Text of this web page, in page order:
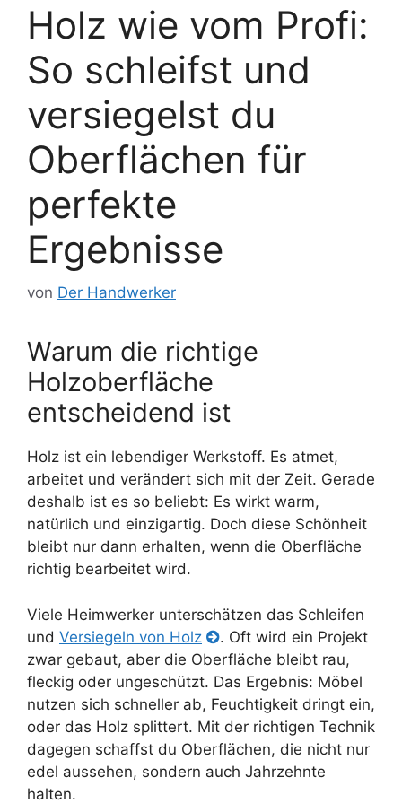
Holz wie vom Profi:
So schleifst und
versiegelst du
Oberflächen für
perfekte
Ergebnisse
von Der Handwerker
Warum die richtige
Holzoberfläche
entscheidend ist
Holz ist ein lebendiger Werkstoff. Es atmet,
arbeitet und verändert sich mit der Zeit. Gerade
deshalb ist es so beliebt: Es wirkt warm,
natürlich und einzigartig. Doch diese Schönheit
bleibt nur dann erhalten, wenn die Oberfläche
richtig bearbeitet wird.
Viele Heimwerker unterschätzen das Schleifen
und Versiegeln von Holz
. Oft wird ein Projekt
zwar gebaut, aber die Oberfläche bleibt rau,
fleckig oder ungeschützt. Das Ergebnis: Möbel
nutzen sich schneller ab, Feuchtigkeit dringt ein,
oder das Holz splittert. Mit der richtigen Technik
dagegen schaffst du Oberflächen, die nicht nur
edel aussehen, sondern auch Jahrzehnte
halten.